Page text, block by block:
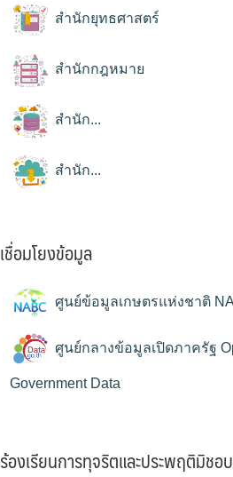
สำนักยุทธศาสตร์
สำนักกฎหมาย
สำนัก...
สำนัก...
เชื่อมโยงข้อมูล
ศูนย์ข้อมูลเกษตรแห่งชาติ
ศูนย์กลางข้อมูลเปิดภาครัฐ
Government Data
ร้องเรียนการทุจริตและประพฤติมิชอบ